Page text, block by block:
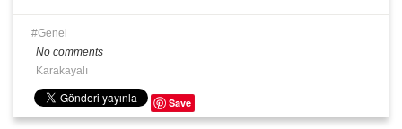
Genel
No comments
Karakayalı
Save